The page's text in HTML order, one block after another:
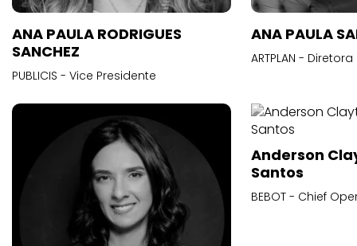
ANA PAULA RODRIGUES
SANCHEZ
PUBLICIS - Vice Presidente
ANA PAULA
ARTPLAN -
Anderson
Santos
BEBOT - Chief